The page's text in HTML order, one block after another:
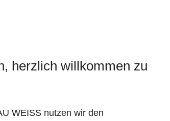
herzlich willkommen zu
WEISS nutzen wir den